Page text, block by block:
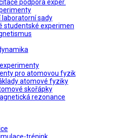
podpora exper.
laboratorní sady
studentské experimen
pro atomovou fyzik
atomové fyziky
skořápky
rezonance